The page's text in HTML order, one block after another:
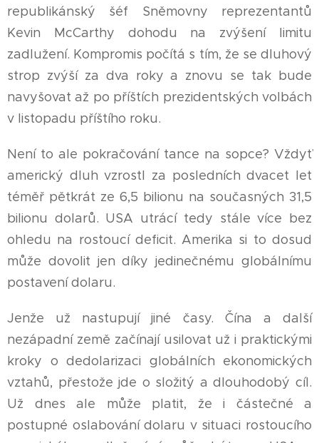
republikánský šéf Sněmovny reprezentantů
Kevin McCarthy dohodu na zvýšení limitu
zadlužení. Kompromis počítá s tím, že se dluhový
strop zvýší za dva roky a znovu se tak bude
navyšovat až po příštích prezidentských volbách
v listopadu příštího roku.
Není to ale pokračování tance na sopce? Vždyť
americký dluh vzrostl za posledních dvacet let
téměř pětkrát ze 6,5 bilionu na současných 31,5
bilionu dolarů. USA utrácí tedy stále více bez
ohledu na rostoucí deficit. Amerika si to dosud
může dovolit jen díky jedinečnému globálnímu
postavení dolaru.
Jenže už nastupují jiné časy. Čína a další
nezápadní země začínají usilovat už i praktickými
kroky o dedolarizaci globálních ekonomických
vztahů, přestože jde o složitý a dlouhodobý cíl.
Už dnes ale může platit, že i částečné a
postupné oslabování dolaru v situaci rostoucího